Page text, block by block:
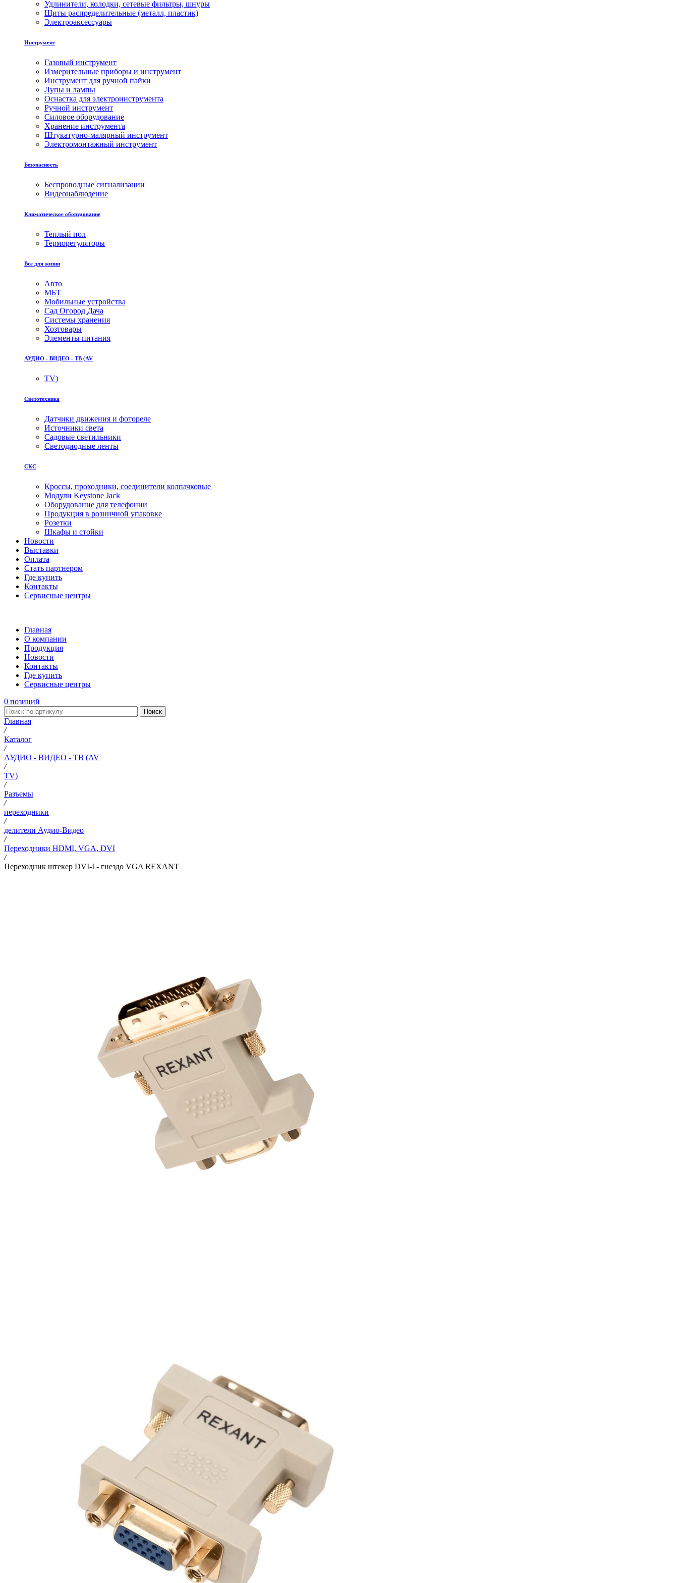
Удлинители, колодки, сетевые фильтры, шнуры
Щиты распределительные (металл, пластик)
Электроаксессуары
Инструмент
Газовый инструмент
Измерительные приборы и инструмент
Инструмент для ручной пайки
Лупы и лампы
Оснастка для электроинструмента
Ручной инструмент
Силовое оборудование
Хранение инструмента
Штукатурно-малярный инструмент
Электромонтажный инструмент
Безопасность
Беспроводные сигнализации
Видеонаблюдение
Климатическое оборудование
Теплый пол
Терморегуляторы
Все для жизни
Авто
МБТ
Мобильные устройства
Сад Огород Дача
Системы хранения
Хозтовары
Элементы питания
АУДИО - ВИДЕО - ТВ (AV
TV)
Светотехника
Датчики движения и фотореле
Источники света
Садовые светильники
Светодиодные ленты
СКС
Кроссы, проходники, соединители колпачковые
Модули Keystone Jack
Оборудование для телефонии
Продукция в розничной упаковке
Розетки
Шкафы и стойки
Новости
Выставки
Оплата
Стать партнером
Где купить
Контакты
Сервисные центры
Главная
О компании
Продукция
Новости
Контакты
Где купить
Сервисные центры
0 позиций
Поиск
Главная
/
Каталог
/
АУДИО - ВИДЕО - ТВ (AV
/
TV)
/
Разъемы
/
переходники
/
делители Аудио-Видео
/
Переходники HDMI, VGA, DVI
/
Переходник штекер DVI-I - гнездо VGA REXANT